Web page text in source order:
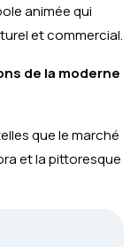
animée qui
et commercial.
de la moderne
que le marché
et la pittoresque